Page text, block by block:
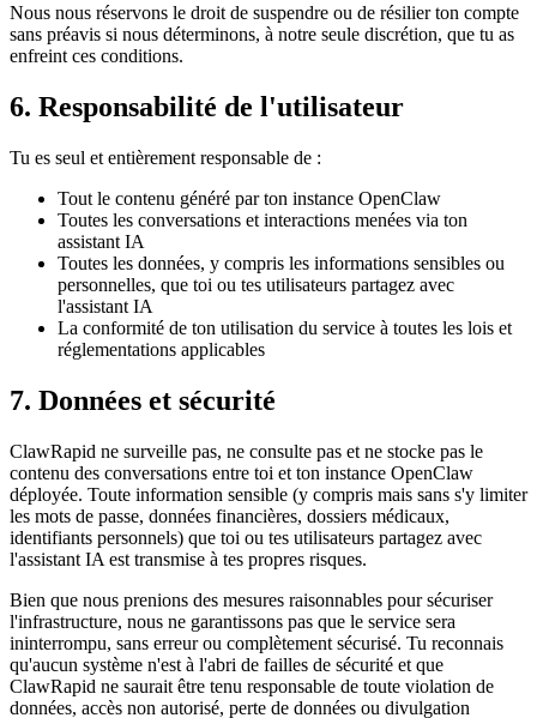
Nous nous réservons le droit de suspendre ou de résilier ton compte
sans préavis si nous déterminons, à notre seule discrétion, que tu as
enfreint ces conditions.
6. Responsabilité de l'utilisateur
Tu es seul et entièrement responsable de :
Tout le contenu généré par ton instance OpenClaw
Toutes les conversations et interactions menées via ton
assistant IA
Toutes les données, y compris les informations sensibles ou
personnelles, que toi ou tes utilisateurs partagez avec
l'assistant IA
La conformité de ton utilisation du service à toutes les lois et
réglementations applicables
7. Données et sécurité
ClawRapid ne surveille pas, ne consulte pas et ne stocke pas le
contenu des conversations entre toi et ton instance OpenClaw
déployée. Toute information sensible (y compris mais sans s'y limiter
les mots de passe, données financières, dossiers médicaux,
identifiants personnels) que toi ou tes utilisateurs partagez avec
l'assistant IA est transmise à tes propres risques.
Bien que nous prenions des mesures raisonnables pour sécuriser
l'infrastructure, nous ne garantissons pas que le service sera
ininterrompu, sans erreur ou complètement sécurisé. Tu reconnais
qu'aucun système n'est à l'abri de failles de sécurité et que
ClawRapid ne saurait être tenu responsable de toute violation de
données, accès non autorisé, perte de données ou divulgation